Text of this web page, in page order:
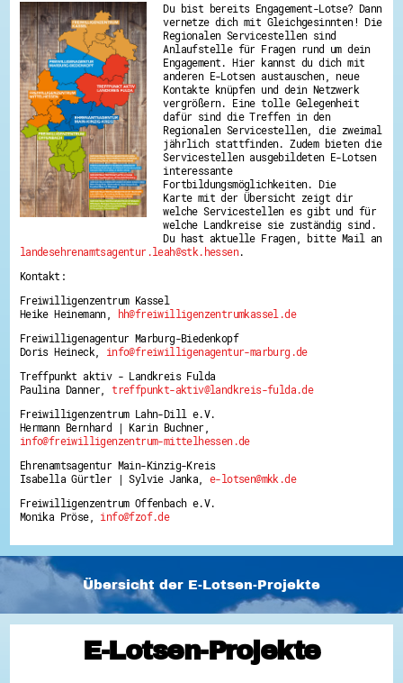
Du bist bereits Engagement-Lotse? Dann
vernetze dich mit Gleichgesinnten! Die
Regionalen Servicestellen sind
Anlaufstelle für Fragen rund um dein
Engagement. Hier kannst du dich mit
anderen E-Lotsen austauschen, neue
Kontakte knüpfen und dein Netzwerk
vergrößern. Eine tolle Gelegenheit
dafür sind die Treffen in den
Regionalen Servicestellen, die zweimal
jährlich stattfinden. Zudem bieten die
Servicestellen ausgebildeten E-Lotsen
interessante
Fortbildungsmöglichkeiten. Die
Karte mit der Übersicht zeigt dir
welche Servicestellen es gibt und für
welche Landkreise sie zuständig sind.
Du hast aktuelle Fragen, bitte Mail an
landesehrenamtsagentur.leah@stk.hessen.
Kontakt:
Freiwilligenzentrum Kassel
Heike Heinemann,
hh@freiwilligenzentrumkassel.de
Freiwilligenagentur Marburg-Biedenkopf
Doris Heineck, info@freiwilligenagentur-marburg.de
Treffpunkt aktiv - Landkreis Fulda
Paulina Danner,treffpunkt-aktiv@landkreis-fulda.de
Freiwilligenzentrum Lahn-Dill e.V.
Hermann Bernhard | Karin Buchner,
info@freiwilligenzentrum-mittelhessen.de
Ehrenamtsagentur Main-Kinzig-Kreis
Isabella Gürtler | Sylvie Janka,e-lotsen@mkk.de
Freiwilligenzentrum Offenbach e.V.
Monika Pröse, info@fzof.de
Übersicht der E-Lotsen-Projekte
E-Lotsen-Projekte